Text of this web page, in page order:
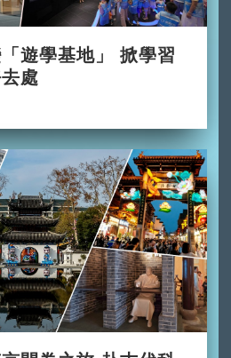
遊學基地」 掀學習
處